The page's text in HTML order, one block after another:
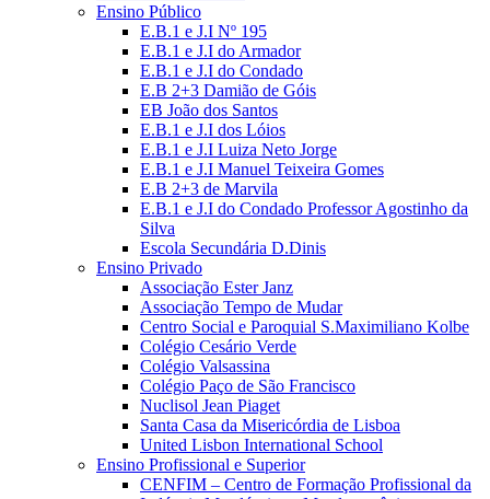
Ensino Público
E.B.1 e J.I Nº 195
E.B.1 e J.I do Armador
E.B.1 e J.I do Condado
E.B 2+3 Damião de Góis
EB João dos Santos
E.B.1 e J.I dos Lóios
E.B.1 e J.I Luiza Neto Jorge
E.B.1 e J.I Manuel Teixeira Gomes
E.B 2+3 de Marvila
E.B.1 e J.I do Condado Professor Agostinho da
Silva
Escola Secundária D.Dinis
Ensino Privado
Associação Ester Janz
Associação Tempo de Mudar
Centro Social e Paroquial S.Maximiliano Kolbe
Colégio Cesário Verde
Colégio Valsassina
Colégio Paço de São Francisco
Nuclisol Jean Piaget
Santa Casa da Misericórdia de Lisboa
United Lisbon International School
Ensino Profissional e Superior
CENFIM – Centro de Formação Profissional da